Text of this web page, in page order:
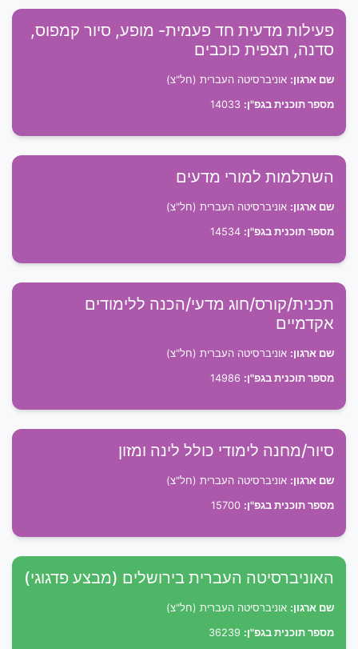
פעילות מדעית חד פעמית- מופע, סיור קמפוס,
סדנה, תצפית כוכבים
שם ארגון: אוניברסיטה העברית (חל"צ)
מספר תוכנית בגפ"ן:
השתלמות למורי מדעים
שם ארגון: אוניברסיטה העברית (חל"צ)
מספר תוכנית בגפ"ן:
תכנית/קורס/חוג מדעי/הכנה ללימודים
אקדמיים
שם ארגון: אוניברסיטה העברית (חל"צ)
מספר תוכנית בגפ"ן:
סיור/מחנה לימודי כולל לינה ומזון
שם ארגון: אוניברסיטה העברית (חל"צ)
מספר תוכנית בגפ"ן:
האוניברסיטה העברית בירושלים (מבצע פדגוגי)
שם ארגון: אוניברסיטה העברית (חל"צ)
מספר תוכנית בגפ"ן: